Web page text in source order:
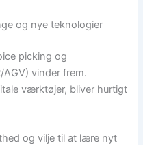
og nye teknologier
picking og
vinder frem.
værktøjer, bliver hurtigt
og vilje til at lære nyt